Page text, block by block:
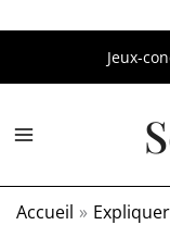
Jeux-
Accueil